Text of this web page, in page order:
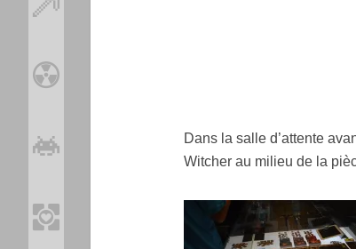
Dans la salle d’attente
Witcher au milieu de la